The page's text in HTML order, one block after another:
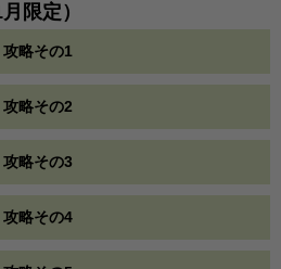
限定）
攻略その1
攻略その2
攻略その3
攻略その4